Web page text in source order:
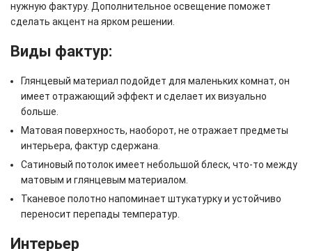
нужную фактуру. Дополнительное освещение поможет
сделать акцент на ярком решении.
Виды фактур:
Глянцевый материал подойдет для маленьких комнат, он
имеет отражающий эффект и сделает их визуально
больше.
Матовая поверхность, наоборот, не отражает предметы
интерьера, фактур сдержана.
Сатиновый потолок имеет небольшой блеск, что-то между
матовым и глянцевым материалом.
Тканевое полотно напоминает штукатурку и устойчиво
переносит перепады температур.
Интерьер